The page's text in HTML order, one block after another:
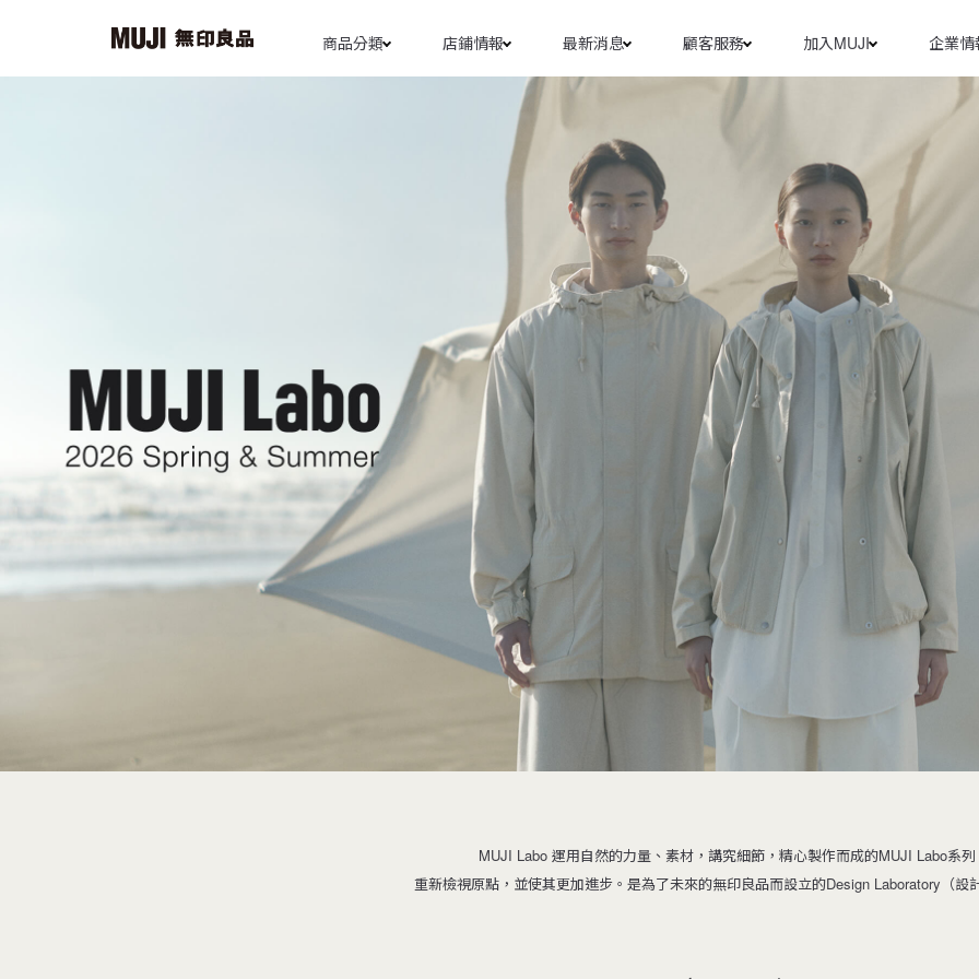
商品分類 店鋪情報 最新消息 顧客服務 加入MUJI 企業情
MUJI Labo 運用自然的力量、素材，講究細節，精心製作而成的MUJI Labo系
重新檢視原點，並使其更加進步。是為了未來的無印良品而設立的Design Laboratory（設